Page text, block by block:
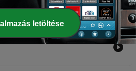
Csepelen 1944
letöltése